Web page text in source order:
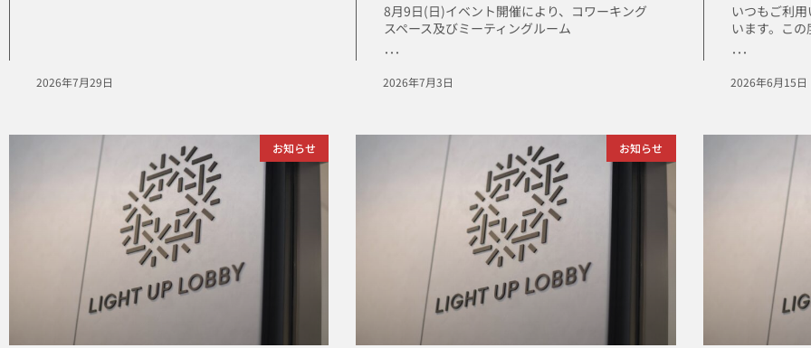
2026年7月29日
8月9日(日)イベント開催により、コワーキング
スペース及びミーティングルーム
･･･
2026年7月3日
いつもご利
います。こ
･･･
2026年6月15日
お知らせ お知らせ